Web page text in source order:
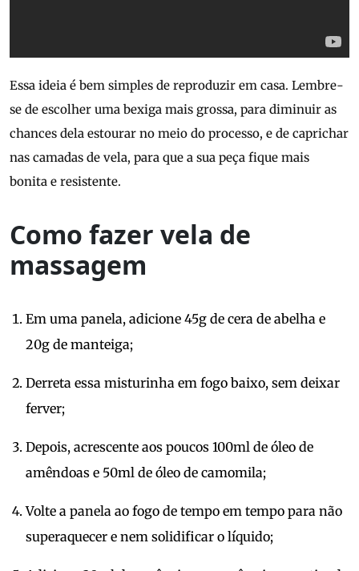
Essa ideia é bem simples de reproduzir em casa. Lembre-
se de escolher uma bexiga mais grossa, para diminuir as
chances dela estourar no meio do processo, e de caprichar
nas camadas de vela, para que a sua peça fique mais
bonita e resistente.
Como fazer vela de
massagem
Em uma panela, adicione 45g de cera de abelha e
20g de manteiga;
Derreta essa misturinha em fogo baixo, sem deixar
ferver;
Depois, acrescente aos poucos 100ml de óleo de
amêndoas e 50ml de óleo de camomila;
Volte a panela ao fogo de tempo em tempo para não
superaquecer e nem solidificar o líquido;